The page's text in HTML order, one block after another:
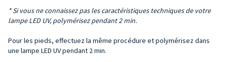
* Si vous ne connaissez pas les caractéristiques techniques de votre
lampe LED UV, polymérisez pendant 2 min.
Pour les pieds, effectuez la même procédure et polymérisez dans
une lampe LED UV pendant 2 min.